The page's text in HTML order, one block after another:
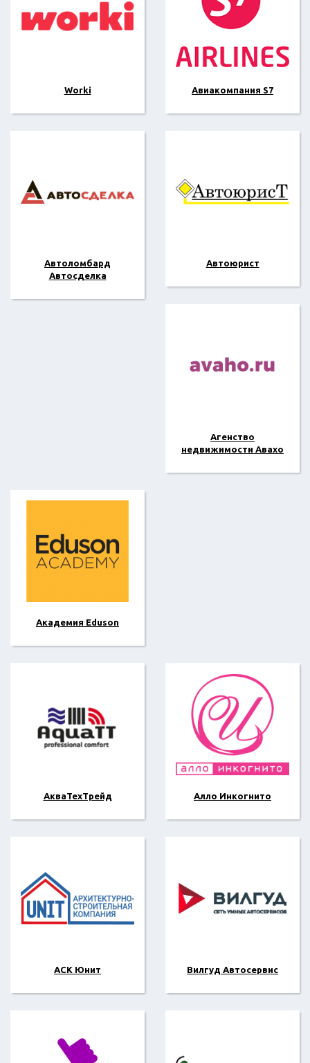
Worki Авиакомпания S7
Автоломбард
Автосделка
Автоюрист
Агенство
недвижимости Авахо
Академия Eduson
АкваТехТрейд Алло Инкогнито
АСК Юнит Вилгуд Автосервис